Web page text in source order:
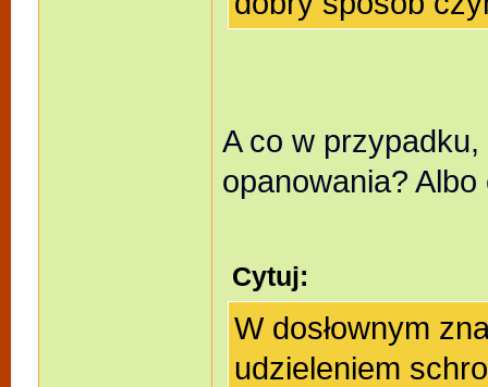
A co w
opanowania?
Cytuj:
W dosłownym
udzieleniem